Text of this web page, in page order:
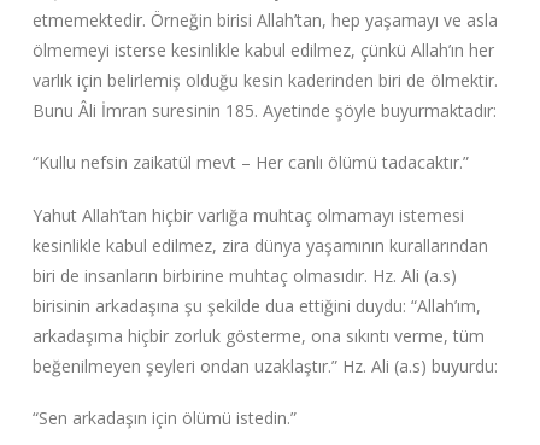
etmemektedir. Örneğin birisi Allah’tan, hep yaşamayı ve asla
ölmemeyi isterse kesinlikle kabul edilmez, çünkü Allah’ın her
varlık için belirlemiş olduğu kesin kaderinden biri de ölmektir.
Bunu Âli İmran suresinin 185. Ayetinde şöyle buyurmaktadır:
“Kullu nefsin zaikatül mevt – Her canlı ölümü tadacaktır.”
Yahut Allah’tan hiçbir varlığa muhtaç olmamayı istemesi
kesinlikle kabul edilmez, zira dünya yaşamının kurallarından
biri de insanların birbirine muhtaç olmasıdır. Hz. Ali (a.s)
birisinin arkadaşına şu şekilde dua ettiğini duydu: “Allah’ım,
arkadaşıma hiçbir zorluk gösterme, ona sıkıntı verme, tüm
beğenilmeyen şeyleri ondan uzaklaştır.” Hz. Ali (a.s) buyurdu:
“Sen arkadaşın için ölümü istedin.”